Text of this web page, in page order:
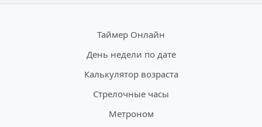
Таймер Онлайн
День недели по дате
Калькулятор возраста
Стрелочные часы
Метроном